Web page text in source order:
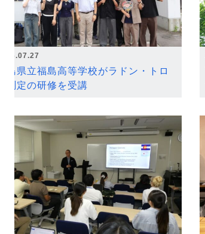
2026.07.27
福島県立福島高等学校がラドン・トロ
ン測定の研修を受講